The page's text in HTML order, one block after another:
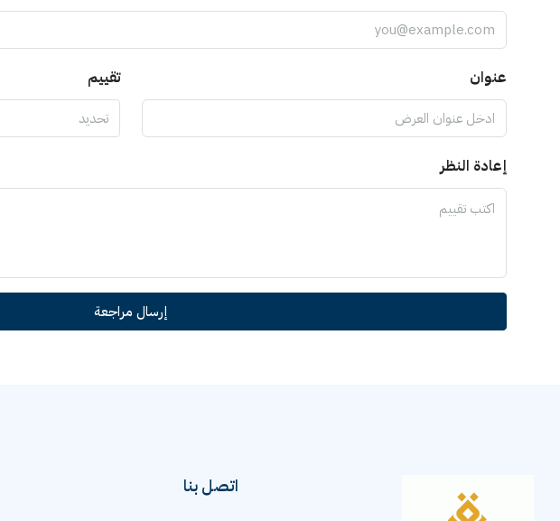
عنوان تقييم
تحديد
إعادة النظر
إرسال مراجعة
اتصل بنا